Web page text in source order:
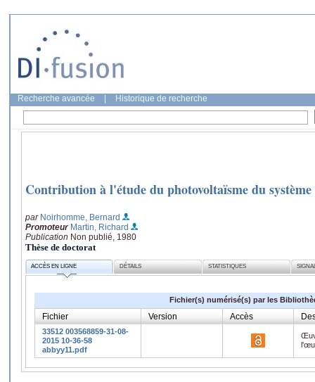
Recherche avancée Historique de recherche
Contribution à l'étude du photovoltaïsme du
par Noirhomme, Bernard
Promoteur Martin, Richard
Publication Non publié, 1980
Thèse de doctorat
ACCÈS EN LIGNE DÉTAILS STATISTIQUES
Fichier(s) numérisé(s) par les
Fichier Version Accès
33512 003568859-31-08-
2015 10-36-58
abbyy11.pdf